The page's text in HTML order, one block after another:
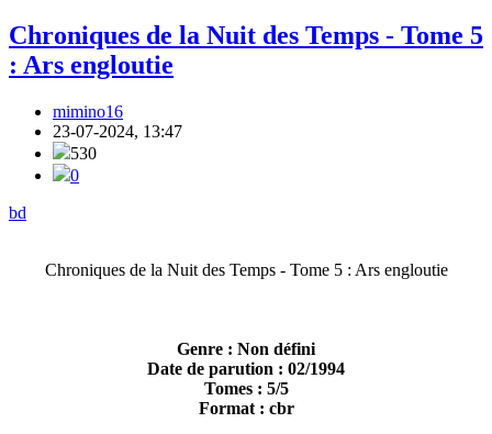
Chroniques de la Nuit des Temps - Tome 5
: Ars engloutie
mimino16
23-07-2024, 13:47
530
0
bd
Chroniques de la Nuit des Temps - Tome 5 : Ars engloutie
Genre : Non défini
Date de parution : 02/1994
Tomes : 5/5
Format : cbr